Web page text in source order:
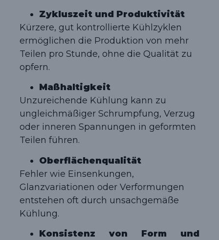
Zykluszeit und Produktivität
Kürzere, gut kontrollierte Kühlzyklen
ermöglichen die Produktion von mehr
Teilen pro Stunde, ohne die Qualität zu
opfern.
Maßhaltigkeit
Unzureichende Kühlung kann zu
ungleichmäßiger Schrumpfung, Verzug
oder inneren Spannungen in geformten
Teilen führen.
Oberflächenqualität
Fehler wie Einsenkungen,
Glanzvariationen oder Verformungen
entstehen oft durch unsachgemäße
Kühlung.
Konsistenz von Form und